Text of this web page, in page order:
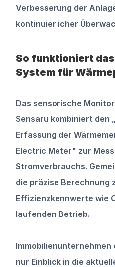
Verbesserung der
kontinuierlicher
So funktioniert
System für
Das sensorische
Sensaru kombiniert den
Erfassung der
Electric Meter" zur
Stromverbrauchs.
die präzise Berechnung
Effizienzkennwerte wie
laufenden Betrieb.
nur Einblick in die